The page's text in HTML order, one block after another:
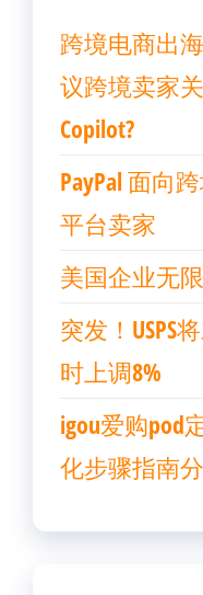
跨境电商出
议跨境卖家
Copilot?
PayPal 面向
平台卖家
美国企业无
突发！USPS
时上调8%
igou爱购pod
化步骤指南